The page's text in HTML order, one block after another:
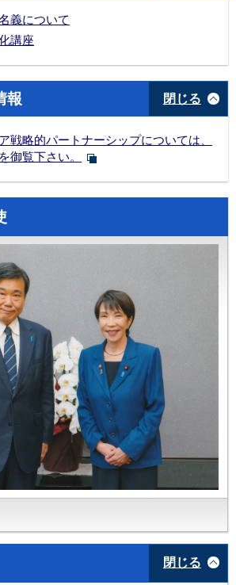
義について
講座
報 閉じる
戦略的パートナーシップについては、
御覧下さい。
閉じる